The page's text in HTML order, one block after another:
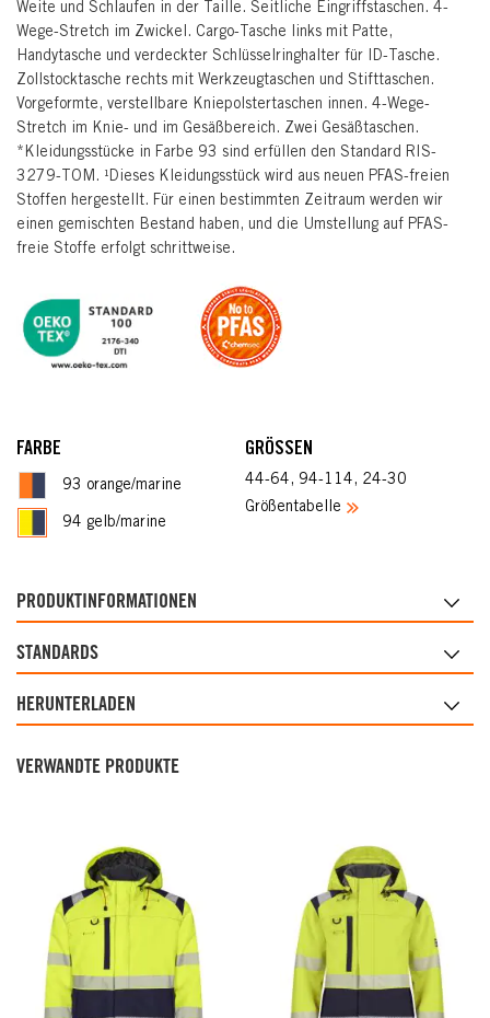
Weite und Schlaufen in der Taille. Seitliche Eingriffstaschen. 4-
Wege-Stretch im Zwickel. Cargo-Tasche links mit Patte,
Handytasche und verdeckter Schlüsselringhalter für ID-Tasche.
Zollstocktasche rechts mit Werkzeugtaschen und Stifttaschen.
Vorgeformte, verstellbare Kniepolstertaschen innen. 4-Wege-
Stretch im Knie- und im Gesäßbereich. Zwei Gesäßtaschen.
*Kleidungsstücke in Farbe 93 sind erfüllen den Standard RIS-
3279-TOM. ¹Dieses Kleidungsstück wird aus neuen PFAS-freien
Stoffen hergestellt. Für einen bestimmten Zeitraum werden wir
einen gemischten Bestand haben, und die Umstellung auf PFAS-
freie Stoffe erfolgt schrittweise.
FARBE
93 orange/marine
94 gelb/marine
GRÖSSEN
44-64, 94-114, 24-30
Größentabelle
PRODUKTINFORMATIONEN
STANDARDS
HERUNTERLADEN
VERWANDTE PRODUKTE